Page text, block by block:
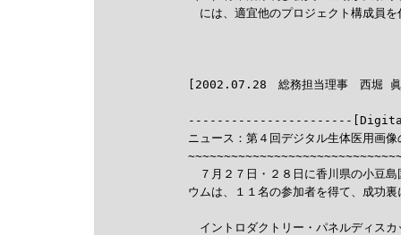
には、適宜他のプロジェクト構成員を
-----------------------
ニュース：第４回デジタル生体医用画
７月２７日・２８日に香川県の小豆
ウムは、１１名の参加者を得て、成功
イントロダクトリー・パネルディス